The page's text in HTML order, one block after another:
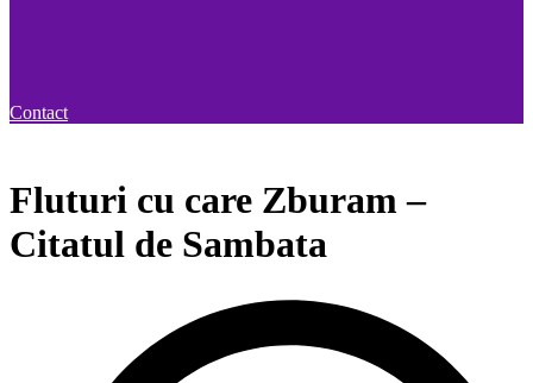
Contact
Fluturi cu care Zburam –
Citatul de Sambata